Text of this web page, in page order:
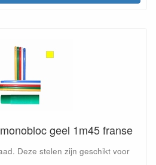
geel 1m45 franse
Deze stelen zijn geschikt voor